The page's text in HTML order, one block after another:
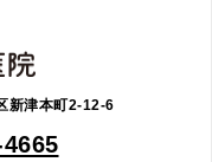
新津本町2-12-6